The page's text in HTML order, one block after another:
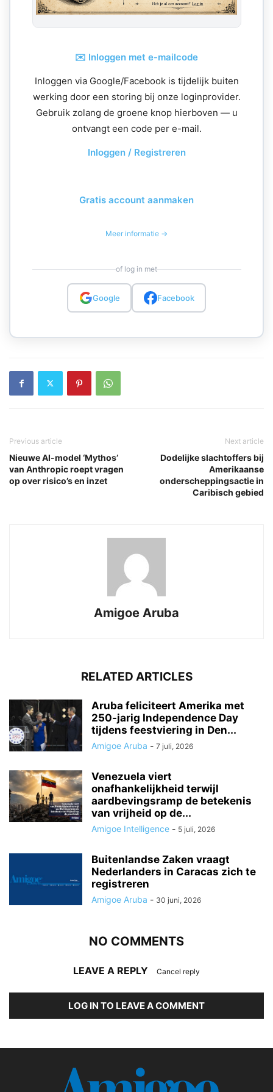
✉️ Inloggen met e-mailcode
Inloggen via Google/Facebook is tijdelijk buiten
werking door een storing bij onze loginprovider.
Gebruik zolang de groene knop hierboven — u
ontvangt een code per e-mail.
Inloggen / Registreren
Gratis account aanmaken
Meer informatie →
of log in met
Google Facebook
Previous article
Nieuwe AI-model ‘Mythos’
van Anthropic roept vragen
op over risico’s en inzet
Next article
Dodelijke slachtoffers bij
Amerikaanse
onderscheppingsactie in
Caribisch gebied
Amigoe Aruba
RELATED ARTICLES
Aruba feliciteert Amerika met
250-jarig Independence Day
tijdens feestviering in Den...
Amigoe Aruba - 7 juli, 2026
Venezuela viert
onafhankelijkheid terwijl
aardbevingsramp de betekenis
van vrijheid op de...
Amigoe Intelligence - 5 juli, 2026
Buitenlandse Zaken vraagt
Nederlanders in Caracas zich te
registreren
Amigoe Aruba - 30 juni, 2026
NO COMMENTS
LEAVE A REPLY Cancel reply
LOG IN TO LEAVE A COMMENT